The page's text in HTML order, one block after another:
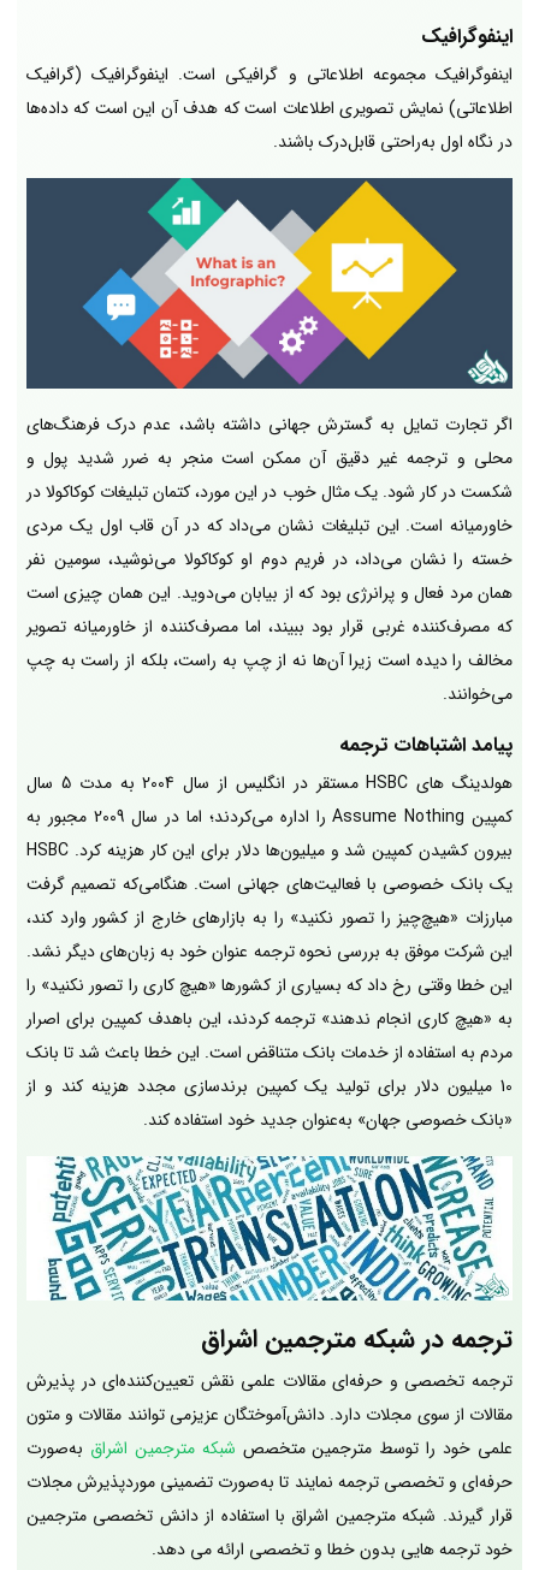
اینفوگرافیک
اینفوگرافیک مجموعه اطلاعاتی و گرافیکی است. اینفوگرافیک (گرافیک
اطلاعاتی) نمایش تصویری اطلاعات است که هدف آن این است که داده‌ها
در نگاه اول به‌راحتی قابل‌درک باشند.
اگر تجارت تمایل به گسترش جهانی داشته باشد، عدم درک فرهنگ‌های
محلی و ترجمه غیر دقیق آن ممکن است منجر به ضرر شدید پول و
شکست در کار شود. یک مثال خوب در این مورد، کتمان تبلیغات کوکاکولا در
خاورمیانه است. این تبلیغات نشان می‌داد که در آن قاب اول یک مردی
خسته را نشان می‌داد، در فریم دوم او کوکاکولا می‌نوشید، سومین نفر
همان مرد فعال و پرانرژی بود که از بیابان می‌دوید. این همان چیزی است
که مصرف‌کننده غربی قرار بود ببیند، اما مصرف‌کننده از خاورمیانه تصویر
مخالف را دیده است زیرا آن‌ها نه از چپ به راست، بلکه از راست به چپ
می‌خوانند.
پیامد اشتباهات ترجمه
هولدینگ های HSBC مستقر در انگلیس از سال 2004 به مدت 5 سال
کمپین Assume Nothing را اداره می‌کردند؛ اما در سال 2009 مجبور به
بیرون کشیدن کمپین شد و میلیون‌ها دلار برای این کار هزینه کرد. HSBC
یک بانک خصوصی با فعالیت‌های جهانی است. هنگامی‌که تصمیم گرفت
مبارزات «هیچ‌چیز را تصور نکنید» را به بازارهای خارج از کشور وارد کند،
این شرکت موفق به بررسی نحوه ترجمه عنوان خود به زبان‌های دیگر نشد.
این خطا وقتی رخ داد که بسیاری از کشورها «هیچ کاری را تصور نکنید» را
به «هیچ کاری انجام ندهند» ترجمه کردند، این باهدف کمپین برای اصرار
مردم به استفاده از خدمات بانک متناقض است. این خطا باعث شد تا بانک
10 میلیون دلار برای تولید یک کمپین برندسازی مجدد هزینه کند و از
«بانک خصوصی جهان» به‌عنوان جدید خود استفاده کند.
ترجمه در شبکه مترجمین اشراق
ترجمه تخصصی و حرفه‌ای مقالات علمی نقش تعیین‌کننده‌ای در پذیرش
مقالات از سوی مجلات دارد. دانش‌آموختگان عزیزمی توانند مقالات و متون
علمی خود را توسط مترجمین متخصص شبکه مترجمین اشراق به‌صورت
حرفه‌ای و تخصصی ترجمه نمایند تا به‌صورت تضمینی موردپذیرش مجلات
قرار گیرند. شبکه مترجمین اشراق با استفاده از دانش تخصصی مترجمین
خود ترجمه هایی بدون خطا و تخصصی ارائه می دهد.